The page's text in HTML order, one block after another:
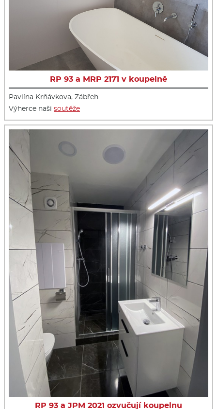
RP 93 a MRP 2171 v koupelně
Pavlína Krňávkova, Zábřeh
Výherce naši soutěže
RP 93 a JPM 2021 ozvučují koupelnu